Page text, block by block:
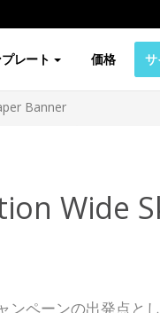
レート 価格
Banner
Wide
ペーンの出発点とし